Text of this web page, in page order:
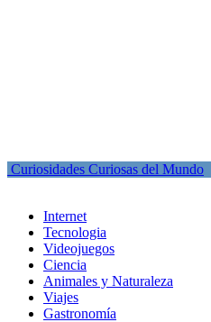
Curiosidades Curiosas del Mundo
Internet
Tecnologia
Videojuegos
Ciencia
Animales y Naturaleza
Viajes
Gastronomía